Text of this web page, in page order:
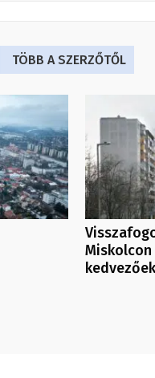
TÖBB A SZERZŐTŐL